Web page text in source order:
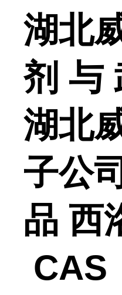
湖北
剂 与
湖北
子公
品 西
CAS